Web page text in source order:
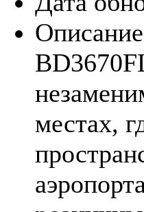
местах,